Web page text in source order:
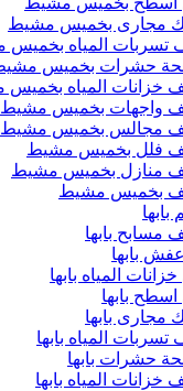
مجارى بخميس مشيط
المياه بخميس
حشرات بخميس
خزانات المياه
واجهات بخميس مشيط
مجالس بخميس مشيط
فلل بخميس مشيط
منازل بخميس مشيط
بخميس مشيط
مسابح بابها
بابها
المياه بابها
بابها
مجارى بابها
المياه بابها
حشرات بابها
المياه بابها